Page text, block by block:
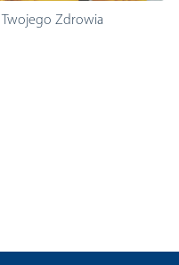
Zdrowia